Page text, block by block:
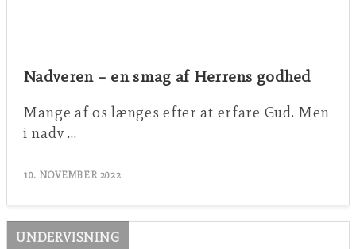
Nadveren – en smag af Herrens godhed
Mange af os længes efter at erfare Gud. Men
i nadv …
10. NOVEMBER 2022
UNDERVISNING